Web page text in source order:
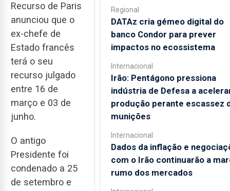
Recurso de Paris
anunciou que o
ex-chefe de
Estado francês
terá o seu
recurso julgado
entre 16 de
março e 03 de
junho.
O antigo
Presidente foi
condenado a 25
de setembro e
Regional
DATAz cria gémeo digital do
banco Condor para prever
impactos no ecossistema
Internacional
Irão: Pentágono pressiona
indústria de Defesa a
produção perante escassez
munições
Internacional
Dados da inflação e
com o Irão continuarão a
rumo dos mercados